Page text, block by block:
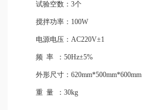
试验空数：3个
搅拌功率：100W
电源电压：AC220V±1
频 率 ：50Hz±5%
外形尺寸：620mm*500mm*600mm
重 量 ：30kg